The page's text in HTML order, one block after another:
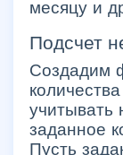
месяцу и
Подсчет
Создадим
учитывать
заданное
Пусть